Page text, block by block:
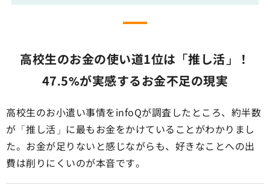
高校生のお金の使い道1位は「推し活」！
47.5%が実感するお金不足の現実
高校生のお小遣い事情をinfoQが調査したところ、約半数
が「推し活」に最もお金をかけていることがわかりまし
た。お金が足りないと感じながらも、好きなことへの出
費は削りにくいのが本音です。